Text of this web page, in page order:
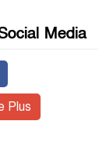
Media
Plus